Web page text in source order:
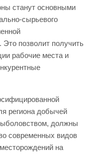
станут основными
сырьевого
позволит получить
рабочие места и
региона добычей
должны
современных видов
на